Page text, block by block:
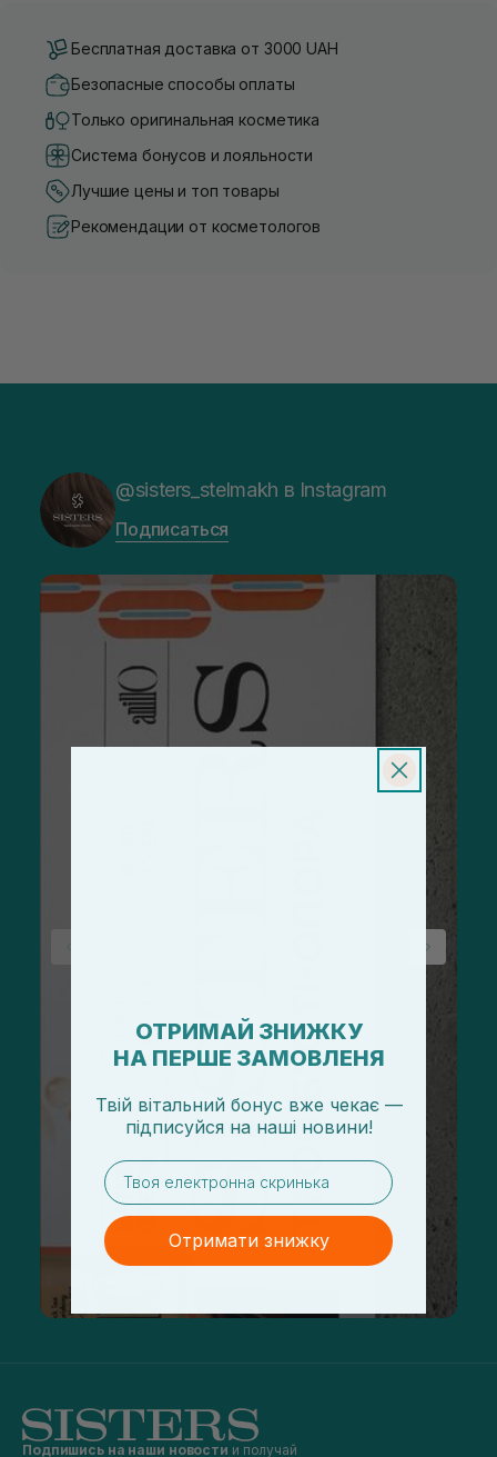
Бесплатная доставка от 3000 UAH
Безопасные способы оплаты
Только оригинальная косметика
Система бонусов и лояльности
Лучшие цены и топ товары
Рекомендации от косметологов
@sisters_stelmakh в Instagram
Подписаться
Подпишись на наши новости и получай
ОТРИМАЙ ЗНИЖКУ
НА ПЕРШЕ ЗАМОВЛЕНЯ
Твій вітальний бонус вже чекає —
підписуйся на наші новини!
email
Отримати знижку